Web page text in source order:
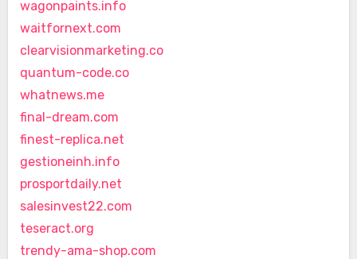
wagonpaints.info
waitfornext.com
clearvisionmarketing.co
quantum-code.co
whatnews.me
final-dream.com
finest-replica.net
gestioneinh.info
prosportdaily.net
salesinvest22.com
teseract.org
trendy-ama-shop.com